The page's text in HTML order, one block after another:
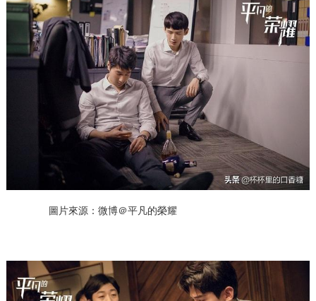
圖片來源：微博＠平凡的榮耀